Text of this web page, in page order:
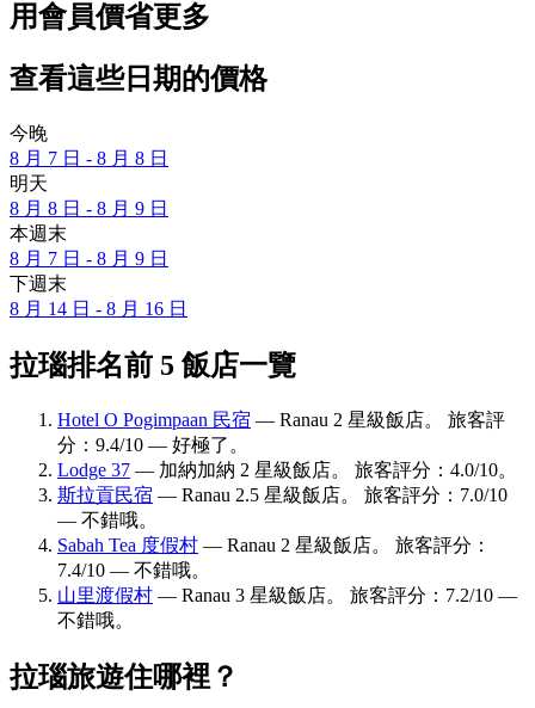
用會員價省更多
查看這些日期的價格
今晚
8 月 7 日 - 8 月 8 日
明天
8 月 8 日 - 8 月 9 日
本週末
8 月 7 日 - 8 月 9 日
下週末
8 月 14 日 - 8 月 16 日
拉瑙排名前 5 飯店一覽
Hotel O Pogimpaan 民宿 — Ranau 2 星級飯店。 旅客評
分：9.4/10 — 好極了。
Lodge 37 — 加納加納 2 星級飯店。 旅客評分：4.0/10。
斯拉貢民宿 — Ranau 2.5 星級飯店。 旅客評分：7.0/10
— 不錯哦。
Sabah Tea 度假村 — Ranau 2 星級飯店。 旅客評分：
7.4/10 — 不錯哦。
山里渡假村 — Ranau 3 星級飯店。 旅客評分：7.2/10 —
不錯哦。
拉瑙旅遊住哪裡？